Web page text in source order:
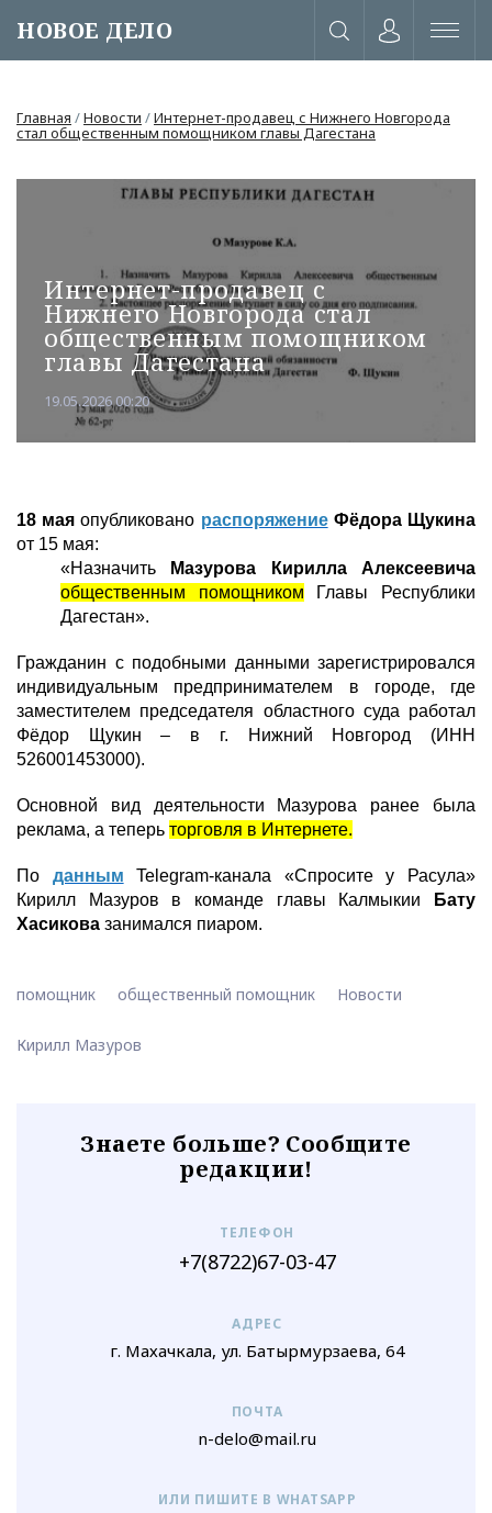
НОВОЕ ДЕЛО
Главная /Новости /Интернет-продавец с Нижнего Новгорода
стал общественным помощником главы Дагестана
Интернет-продавец с
Нижнего Новгорода стал
общественным помощником
главы Дагестана
19.05.2026 00:20
18 маяопубликовано распоряжение Фёдора Щукина
от 15 мая:
«Назначить
Мазурова Кирилла Алексеевича
общественным помощником Главы Республики
Дагестан».
Гражданин с подобными данными зарегистрировался
индивидуальным предпринимателем в городе, где
заместителем председателя областного суда работал
Фёдор Щукин – в г. Нижний Новгород (ИНН
526001453000).
Основной вид деятельности Мазурова ранее была
реклама, а теперь торговля в Интернете.
По данным Telegram-канала «Спросите у Расула»
Кирилл Мазуров в команде главы Калмыкии
Бату
Хасикова занимался пиаром.
помощник общественный помощник Новости
Кирилл Мазуров
Знаете больше? Сообщите
редакции!
ТЕЛЕФОН
+7(8722)67-03-47
АДРЕС
г. Махачкала, ул. Батырмурзаева, 64
ПОЧТА
n-delo@mail.ru
ИЛИ ПИШИТЕ В WHATSAPP